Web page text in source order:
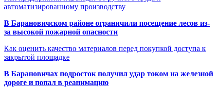
автоматизированному производству
В Барановичском районе ограничили посещение лесов из-
за высокой пожарной опасности
Как оценить качество материалов перед покупкой доступа к
закрытой площадке
В Барановичах подросток получил удар током на железной
дороге и попал в реанимацию